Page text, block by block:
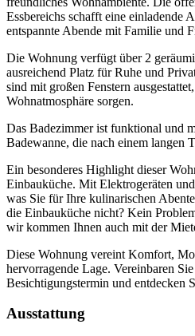
Essbereichs schafft eine einladende
entspannte Abende mit Familie und
Die Wohnung verfügt über 2
ausreichend Platz für Ruhe und
sind mit großen Fenstern
Wohnatmosphäre sorgen.
Das Badezimmer ist funktional und
Badewanne, die nach einem langen
Ein besonderes Highlight dieser
Einbauküche. Mit Elektrogeräten
was Sie für Ihre kulinarischen
die Einbauküche nicht? Kein
wir kommen Ihnen auch mit der
Diese Wohnung vereint Komfort,
hervorragende Lage. Vereinbaren
Besichtigungstermin und entdecken
Ausstattung